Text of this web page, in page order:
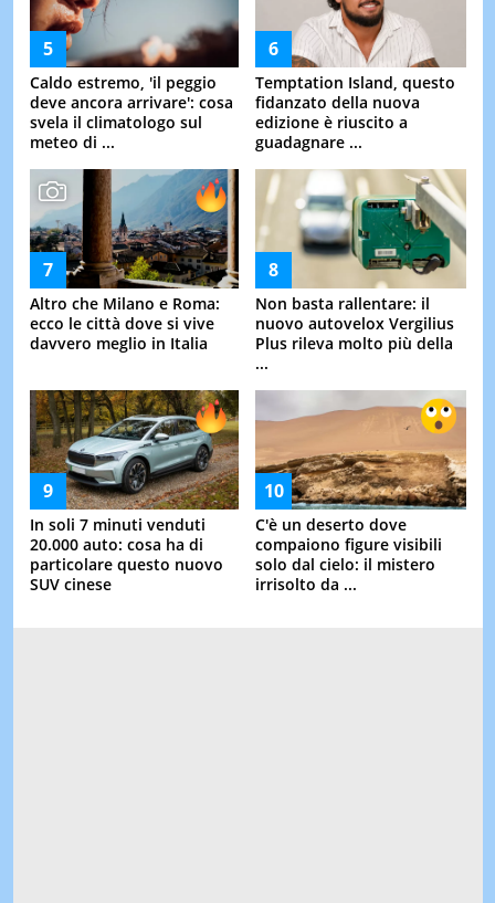
Caldo estremo, 'il peggio
deve ancora arrivare': cosa
svela il climatologo sul
meteo di ...
Temptation Island, questo
fidanzato della nuova
edizione è riuscito a
guadagnare ...
Altro che Milano e Roma:
ecco le città dove si vive
davvero meglio in Italia
Non basta rallentare: il
nuovo autovelox Vergilius
Plus rileva molto più della
...
In soli 7 minuti venduti
20.000 auto: cosa ha di
particolare questo nuovo
SUV cinese
C'è un deserto dove
compaiono figure visibili
solo dal cielo: il mistero
irrisolto da ...